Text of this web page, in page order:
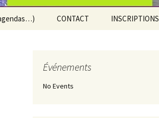
CONTACT
Situation géographique
INSCRIPTIONS
Événements
No Events